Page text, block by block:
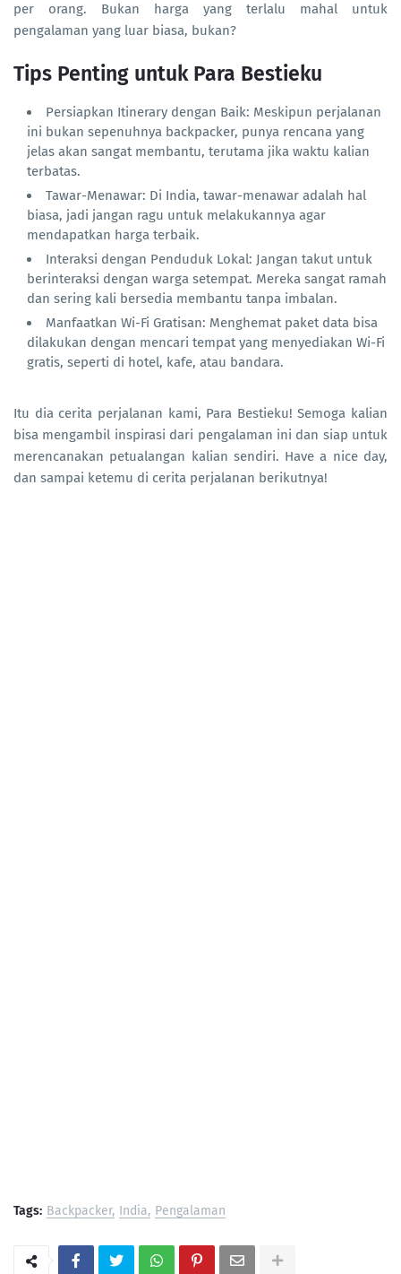
per orang. Bukan harga yang terlalu mahal untuk
pengalaman yang luar biasa, bukan?
Tips Penting untuk Para Bestieku
Persiapkan Itinerary dengan Baik: Meskipun perjalanan
ini bukan sepenuhnya backpacker, punya rencana yang
jelas akan sangat membantu, terutama jika waktu kalian
terbatas.
Tawar-Menawar: Di India, tawar-menawar adalah hal
biasa, jadi jangan ragu untuk melakukannya agar
mendapatkan harga terbaik.
Interaksi dengan Penduduk Lokal: Jangan takut untuk
berinteraksi dengan warga setempat. Mereka sangat ramah
dan sering kali bersedia membantu tanpa imbalan.
Manfaatkan Wi-Fi Gratisan: Menghemat paket data bisa
dilakukan dengan mencari tempat yang menyediakan Wi-Fi
gratis, seperti di hotel, kafe, atau bandara.
Itu dia cerita perjalanan kami, Para Bestieku! Semoga kalian
bisa mengambil inspirasi dari pengalaman ini dan siap untuk
merencanakan petualangan kalian sendiri. Have a nice day,
dan sampai ketemu di cerita perjalanan berikutnya!
Tags: Backpacker India Pengalaman